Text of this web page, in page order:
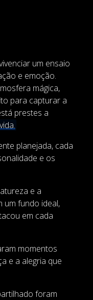
um ensaio
e emoção.
mágica,
para capturar a
prestes a
vida.
planejada, cada
e os
e a
um fundo ideal,
em cada
momentos
e a alegria que
foram